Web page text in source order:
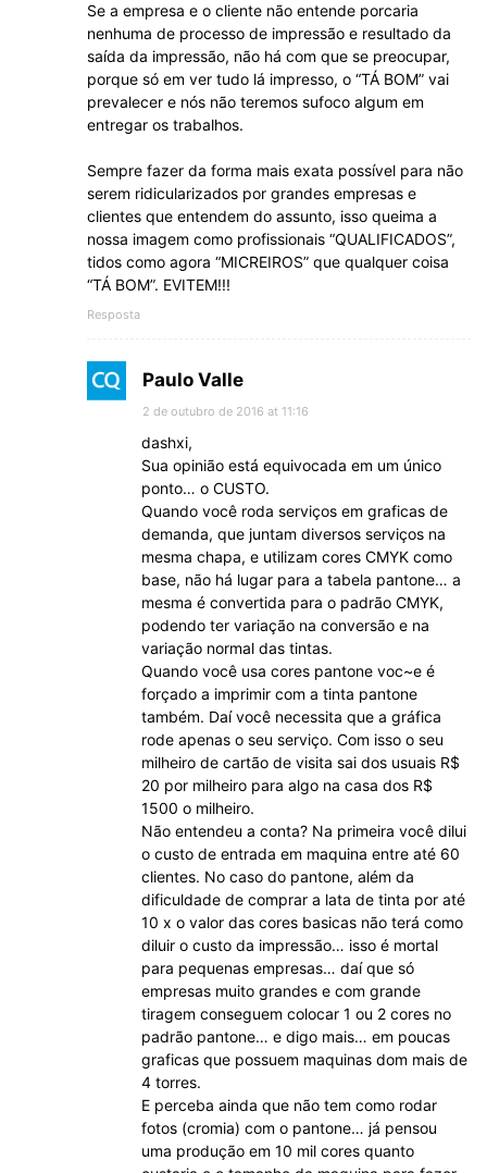
Se a empresa e o cliente não entende porcaria
nenhuma de processo de impressão e resultado da
saída da impressão, não há com que se preocupar,
porque só em ver tudo lá impresso, o “TÁ BOM” vai
prevalecer e nós não teremos sufoco algum em
entregar os trabalhos.
Sempre fazer da forma mais exata possível para não
serem ridicularizados por grandes empresas e
clientes que entendem do assunto, isso queima a
nossa imagem como profissionais “QUALIFICADOS”,
tidos como agora “MICREIROS” que qualquer coisa
“TÁ BOM”. EVITEM!!!
Resposta
Paulo Valle
2 de outubro de 2016 at 11:16
dashxi,
Sua opinião está equivocada em um único
ponto… o CUSTO.
Quando você roda serviços em graficas de
demanda, que juntam diversos serviços na
mesma chapa, e utilizam cores CMYK como
base, não há lugar para a tabela pantone… a
mesma é convertida para o padrão CMYK,
podendo ter variação na conversão e na
variação normal das tintas.
Quando você usa cores pantone voc~e é
forçado a imprimir com a tinta pantone
também. Daí você necessita que a gráfica
rode apenas o seu serviço. Com isso o seu
milheiro de cartão de visita sai dos usuais R$
20 por milheiro para algo na casa dos R$
1500 o milheiro.
Não entendeu a conta? Na primeira você dilui
o custo de entrada em maquina entre até 60
clientes. No caso do pantone, além da
dificuldade de comprar a lata de tinta por até
10 x o valor das cores basicas não terá como
diluir o custo da impressão… isso é mortal
para pequenas empresas… daí que só
empresas muito grandes e com grande
tiragem conseguem colocar 1 ou 2 cores no
padrão pantone… e digo mais… em poucas
graficas que possuem maquinas dom mais de
4 torres.
E perceba ainda que não tem como rodar
fotos (cromia) com o pantone… já pensou
uma produção em 10 mil cores quanto